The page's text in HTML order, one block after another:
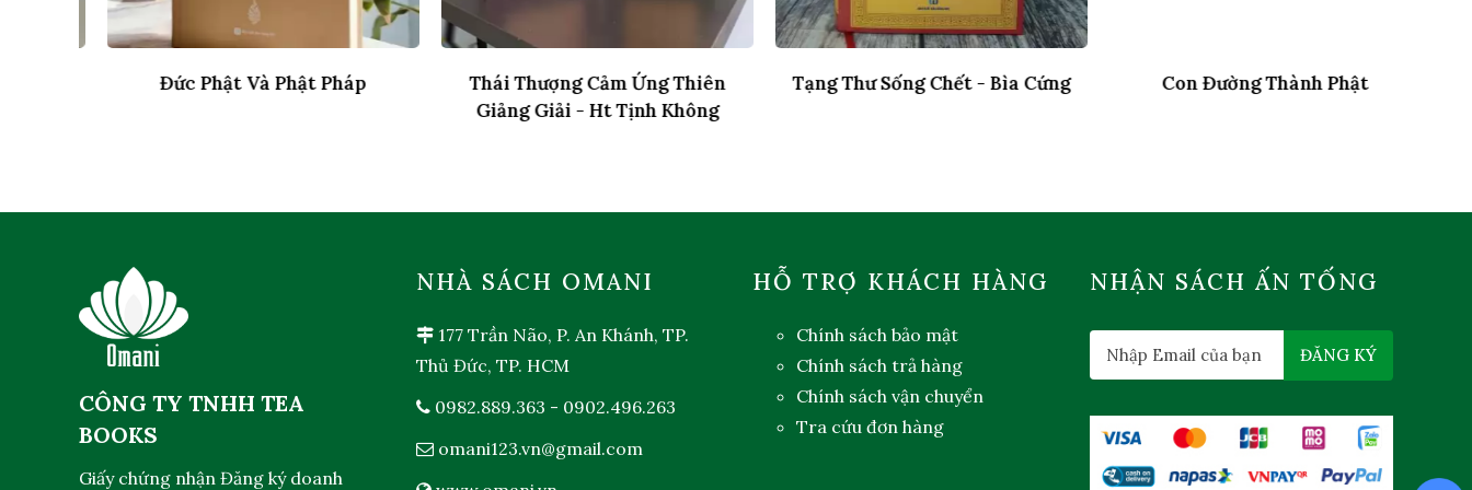
Đức Phật Và Phật Pháp
Thái Thượng Cảm Ứng Thiên
Giảng Giải - Ht Tịnh Không
Tạng Thư Sống Chết - Bìa Cứng Con Đường Thành Phật
CÔNG TY TNHH TEA
BOOKS
Giấy chứng nhận Đăng ký doanh
NHÀ SÁCH OMANI
177 Trần Não, P. An Khánh, TP.
Thủ Đức, TP. HCM
0982.889.363 - 0902.496.263
omani123.vn@gmail.com
HỖ TRỢ KHÁCH HÀNG
Chính sách bảo mật
Chính sách trả hàng
Chính sách vận chuyển
Tra cứu đơn hàng
NHẬN SÁCH ẤN TỐNG
ĐĂNG KÝ